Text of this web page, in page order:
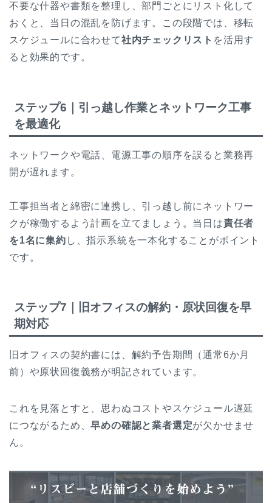
不要な什器や書類を整理し、部門ごとにリスト化して
おくと、当日の混乱を防げます。
この段階では、移転
スケジュールに合わせて社内チェックリスト を活用す
ると効果的です。
ステップ6｜引っ越し作業とネットワーク工事
を最適化
ネットワークや電話、電源工事の順序を誤ると業務再
開が遅れます。
工事担当者と綿密に連携し、引っ越し前にネットワー
クが稼働するよう計画を立てましょう。 当日は責任者
を1名に集約 し、指示系統を一本化することがポイント
です。
ステップ7｜旧オフィスの解約・原状回復を早
期対応
旧オフィスの契約書には、解約予告期間（通常6か月
前）や原状回復義務が明記されています。
これを見落とすと、思わぬコストやスケジュール遅延
につながるため、早めの確認と業者選定が欠かせませ
ん。